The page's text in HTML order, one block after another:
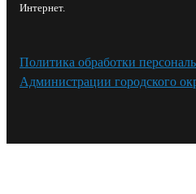
Интернет.
Политика обработки
Администрации городского